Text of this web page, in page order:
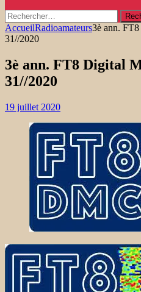
Rechercher :
AccueilRadioamateurs3è ann.
31//2020
3è ann. FT8 Digital
31//2020
19 juillet 2020